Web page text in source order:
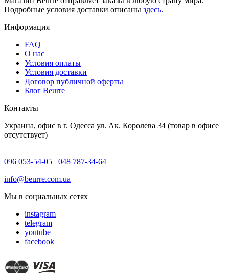
Подробные условия доставки описаны здесь.
Информация
FAQ
O нас
Условия оплаты
Условия доставки
Договор публичной оферты
Блог Beurre
Контакты
Украина, офис в г. Одесса ул. Ак. Королева 34 (товар в офисе
отсутствует)
096 053-54-05
048 787-34-64
info@beurre.com.ua
Мы в социальных сетях
instagram
telegram
youtube
facebook